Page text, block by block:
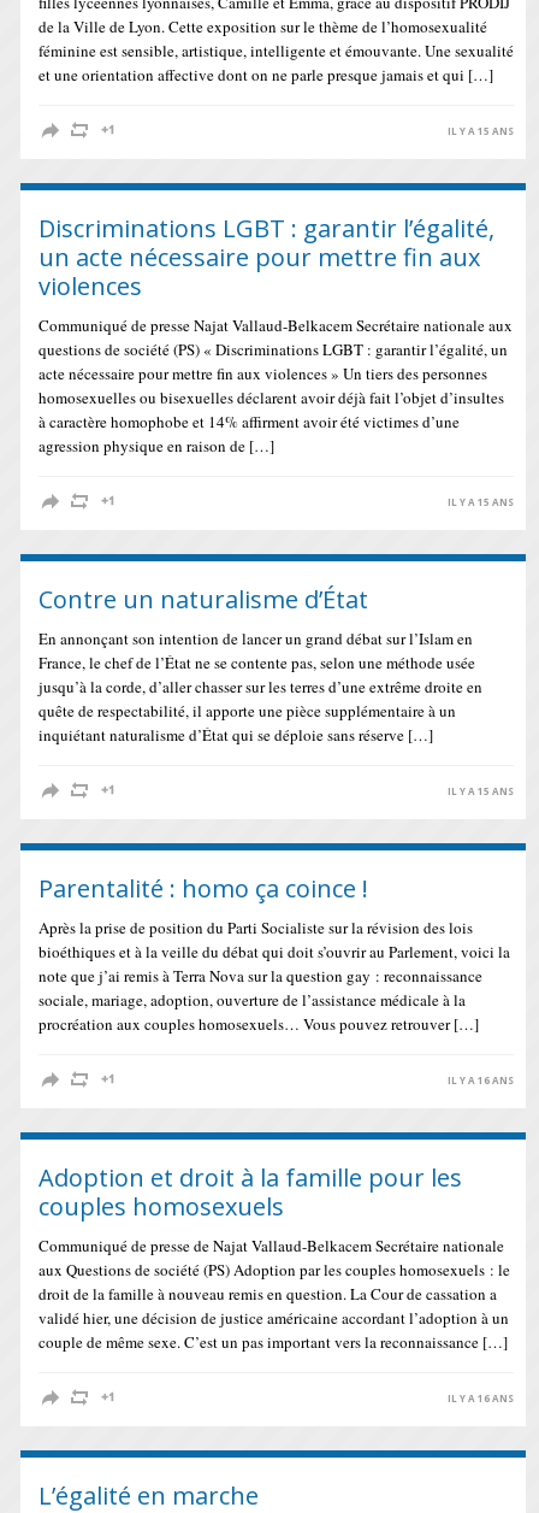
de la Ville de Lyon. Cette exposition sur le thème de l’homosexualité
féminine est sensible, artistique, intelligente et émouvante. Une sexualité
et une orientation affective dont on ne parle presque jamais et qui […]
IL Y A 15 ANS
Discriminations LGBT : garantir l’égalité,
un acte nécessaire pour mettre fin aux
violences
Communiqué de presse Najat Vallaud-Belkacem Secrétaire nationale aux
questions de société (PS) « Discriminations LGBT : garantir l’égalité, un
acte nécessaire pour mettre fin aux violences » Un tiers des personnes
homosexuelles ou bisexuelles déclarent avoir déjà fait l’objet d’insultes
à caractère homophobe et 14% affirment avoir été victimes d’une
agression physique en raison de […]
IL Y A 15 ANS
Contre un naturalisme d’État
En annonçant son intention de lancer un grand débat sur l’Islam en
France, le chef de l’État ne se contente pas, selon une méthode usée
jusqu’à la corde, d’aller chasser sur les terres d’une extrême droite en
quête de respectabilité, il apporte une pièce supplémentaire à un
inquiétant naturalisme d’État qui se déploie sans réserve […]
IL Y A 15 ANS
Parentalité : homo ça coince !
Après la prise de position du Parti Socialiste sur la révision des lois
bioéthiques et à la veille du débat qui doit s’ouvrir au Parlement, voici la
note que j’ai remis à Terra Nova sur la question gay : reconnaissance
sociale, mariage, adoption, ouverture de l’assistance médicale à la
procréation aux couples homosexuels… Vous pouvez retrouver […]
IL Y A 16 ANS
Adoption et droit à la famille pour les
couples homosexuels
Communiqué de presse de Najat Vallaud-Belkacem Secrétaire nationale
aux Questions de société (PS) Adoption par les couples homosexuels : le
droit de la famille à nouveau remis en question. La Cour de cassation a
validé hier, une décision de justice américaine accordant l’adoption à un
couple de même sexe. C’est un pas important vers la reconnaissance […]
IL Y A 16 ANS
L’égalité en marche